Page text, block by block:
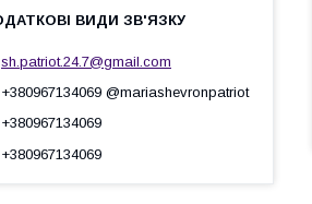
sh.patriot.24.7@gmail.com
+380967134069 @mariashevronpatriot
+380967134069
+380967134069